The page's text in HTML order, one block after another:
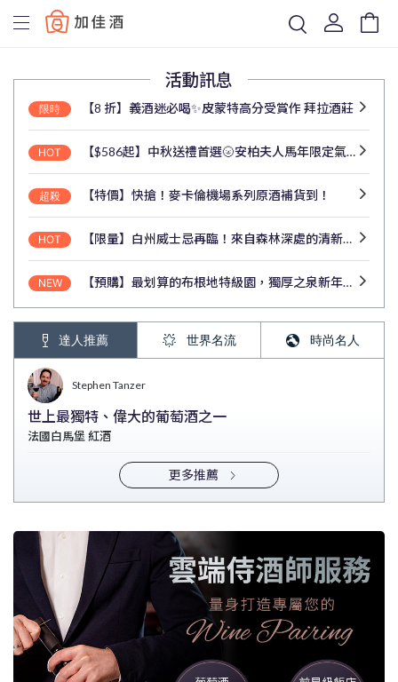
Baccus
活動訊息
限時 【8 折】義酒迷必喝✨皮蒙特高分受賞作 拜拉酒莊
HOT 【$586起】中秋送禮首選🌝安柏夫人馬年限定氣泡酒來了
超殺 【特價】快搶！麥卡倫機場系列原酒補貨到！
HOT 【限量】白州威士忌再臨！來自森林深處的清新酒韻
NEW 【預購】最划算的布根地特級園，獨厚之泉新年份預購中！
達人推薦 世界名流 時尚名人
Stephen Tanzer
世上最獨特、偉大的葡萄酒之一
法國白馬堡 紅酒
更多推薦